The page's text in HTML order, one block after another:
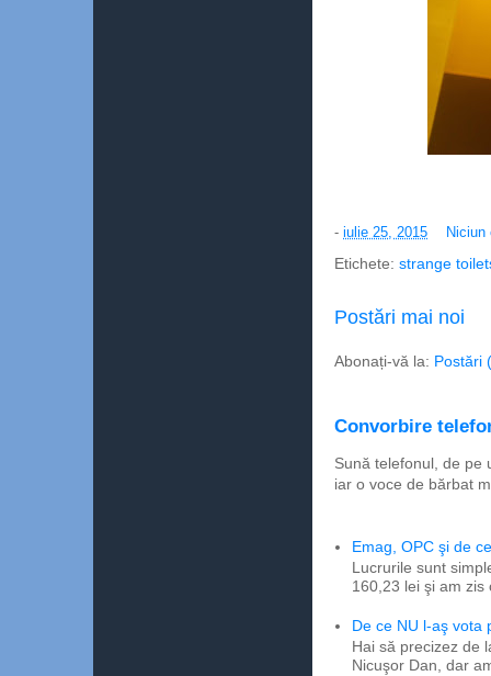
- iulie 25, 2015
Etichete: strange
Postări mai noi
Abonați-vă la: Postări
Convorbire
Sună telefonul, de pe
iar o voce de bărbat
Emag, OPC şi de
Lucrurile sunt
160,23 lei şi am
De ce NU l-aş vota
Hai să precizez de
Nicuşor Dan, dar